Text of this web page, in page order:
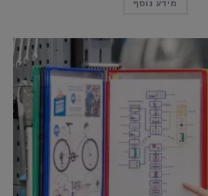
מידע נוסף